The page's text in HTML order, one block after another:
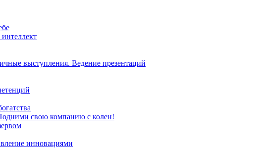
выступления. Ведение презентаций
свою компанию с колен!
инновациями